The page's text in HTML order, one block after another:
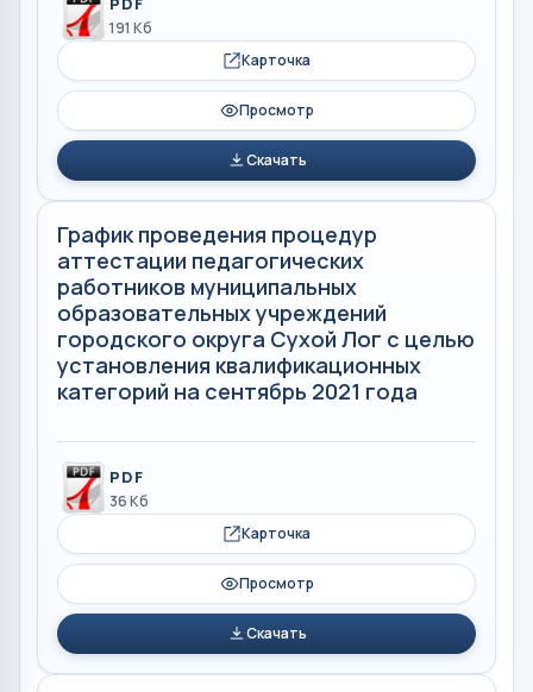
191 Кб
Карточка
Просмотр
Скачать
График проведения процедур
аттестации педагогических
работников муниципальных
образовательных учреждений
городского округа Сухой Лог с целью
установления квалификационных
категорий на сентябрь 2021 года
PDF
36 Кб
Карточка
Просмотр
Скачать